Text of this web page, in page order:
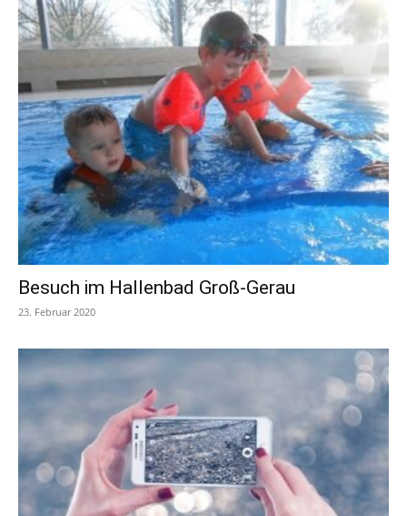
Besuch im Hallenbad Groß-Gerau
23. Februar 2020